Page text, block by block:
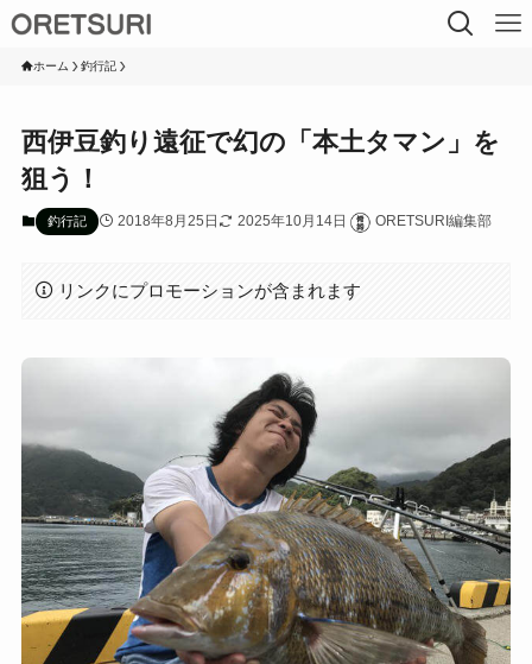
ホーム 釣行記
西伊豆釣り遠征で幻の「本土タマン」を
狙う！
釣行記 2018年8月25日 2025年10月14日 ORETSURI編集部
リンクにプロモーションが含まれます